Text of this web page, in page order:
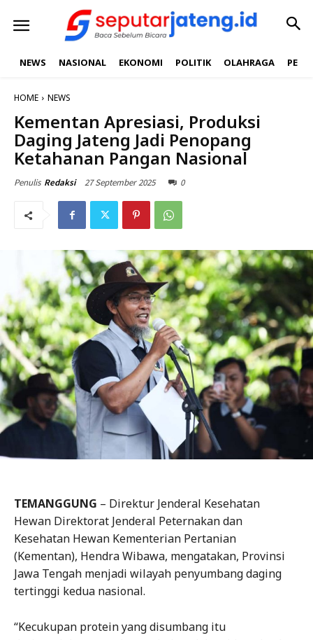
NEWS NASIONAL EKONOMI POLITIK OLAHRAGA
HOME NEWS
Kementan Apresiasi, Produksi
Daging Jateng Jadi Penopang
Ketahanan Pangan Nasional
Penulis Redaksi 27 September 2025 0
TEMANGGUNG – Direktur Jenderal Kesehatan
Hewan Direktorat Jenderal Peternakan dan
Kesehatan Hewan Kementerian Pertanian
(Kementan), Hendra Wibawa, mengatakan, Provinsi
Jawa Tengah menjadi wilayah penyumbang daging
tertinggi kedua nasional.
“Kecukupan protein yang disumbang itu